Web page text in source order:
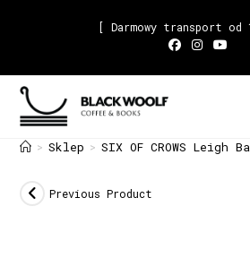
[ Darmowy transport od
> Sklep > SIX OF CROWS Leigh
Previous Product